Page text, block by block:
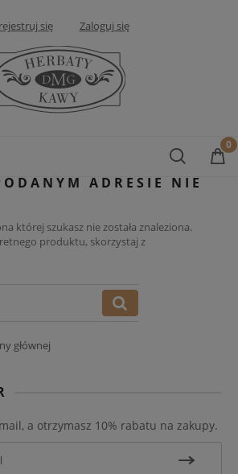
się Zaloguj się
ADRESIE NIE
której szukasz nie została znaleziona.
produktu, skorzystaj z
głównej
a otrzymasz 10% rabatu na zakupy.